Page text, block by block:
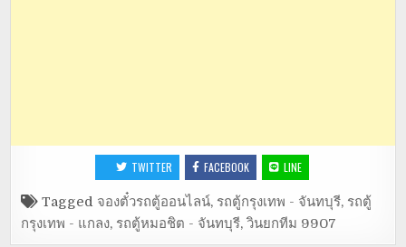
TWITTER FACEBOOK LINE
Tagged จองตั๋วรถตู้ออนไลน์, รถตู้กรุงเทพ - จันทบุรี, รถตู้
กรุงเทพ - แกลง, รถตู้หมอชิต - จันทบุรี,วินยกทีม 9907